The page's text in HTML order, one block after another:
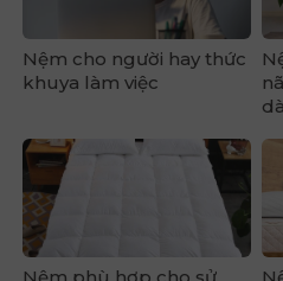
Nệm cho người hay thức
khuya làm việc